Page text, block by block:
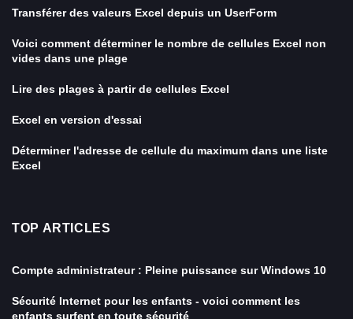
Transférer des valeurs Excel depuis un UserForm
Voici comment déterminer le nombre de cellules Excel non
vides dans une plage
Lire des plages à partir de cellules Excel
Excel en version d'essai
Déterminer l'adresse de cellule du maximum dans une liste
Excel
TOP ARTICLES
Compte administrateur : Pleine puissance sur Windows 10
Sécurité Internet pour les enfants - voici comment les
enfants surfent en toute sécurité